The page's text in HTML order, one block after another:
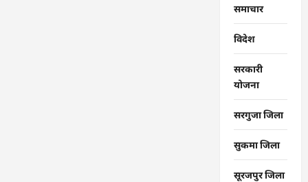
समाचार
विदेश
सरकारी
योजना
सरगुजा जिला
सुकमा जिला
सूरजपुर जिला